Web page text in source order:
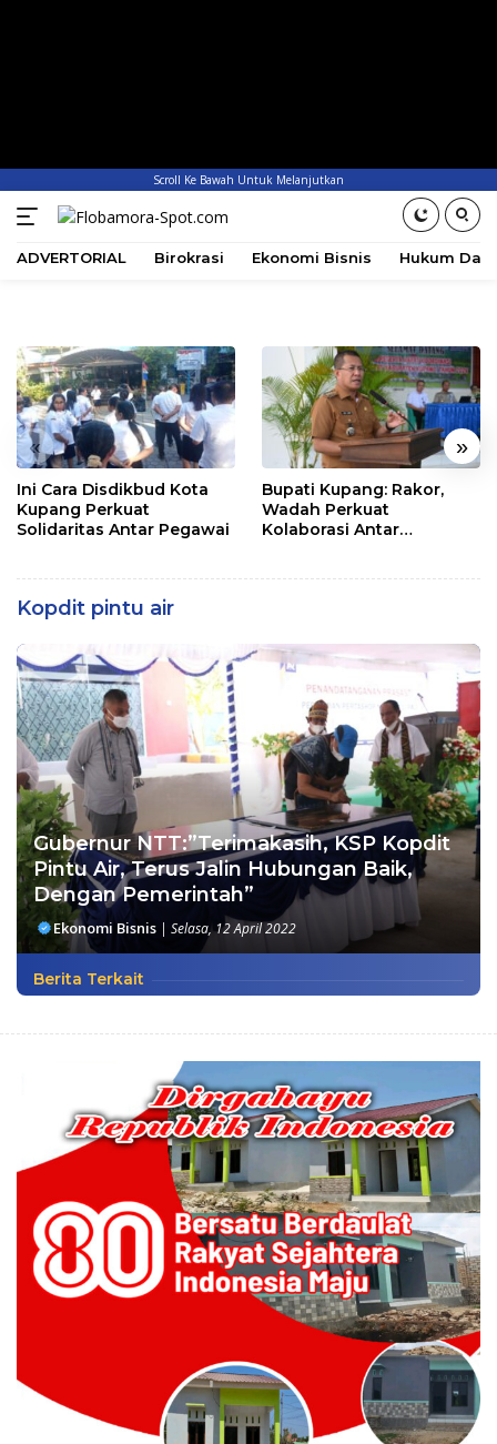
Scroll Ke Bawah Untuk Melanjutkan
ADVERTORIAL Birokrasi Ekonomi Bisnis Hukum
« »
Ini Cara Disdikbud Kota
Kupang Perkuat
Solidaritas Antar Pegawai
Bupati Kupang: Rakor,
Wadah Perkuat
Kolaborasi Antar
Kopdit pintu air
Gubernur NTT:”Terimakasih, KSP Kopdit
Pintu Air, Terus Jalin Hubungan Baik,
Dengan Pemerintah”
Ekonomi Bisnis | Selasa, 12 April 2022
Berita Terkait